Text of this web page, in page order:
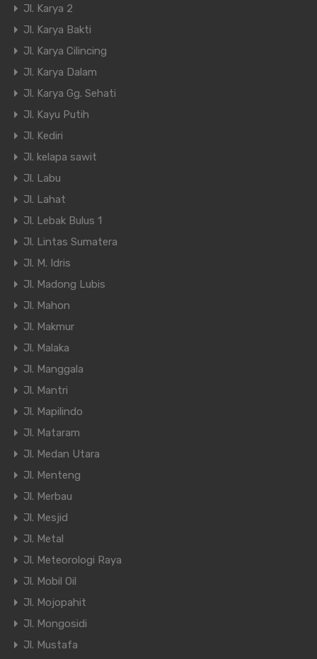
Jl. Karya 2
Jl. Karya Bakti
Jl. Karya Cilincing
Jl. Karya Dalam
Jl. Karya Gg. Sehati
Jl. Kayu Putih
Jl. Kediri
Jl. kelapa sawit
Jl. Labu
Jl. Lahat
Jl. Lebak Bulus 1
Jl. Lintas Sumatera
Jl. M. Idris
Jl. Madong Lubis
Jl. Mahon
Jl. Makmur
Jl. Malaka
Jl. Manggala
Jl. Mantri
Jl. Mapilindo
Jl. Mataram
Jl. Medan Utara
Jl. Menteng
Jl. Merbau
Jl. Mesjid
Jl. Metal
Jl. Meteorologi Raya
Jl. Mobil Oil
Jl. Mojopahit
Jl. Mongosidi
Jl. Mustafa